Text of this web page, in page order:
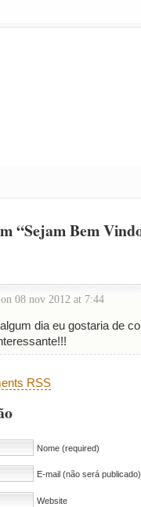
“Sejam Bem
on 08 nov 2012 at 7:44
dia eu gostaria de
RSS
Nome (required)
E-mail (não será
Website